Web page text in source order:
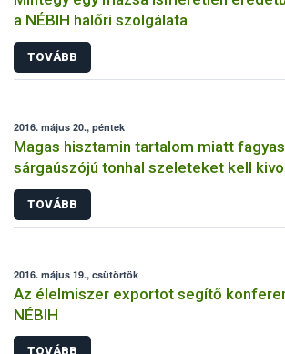
a NÉBIH halőri szolgálata
TOVÁBB
2016. május 20., péntek
Magas hisztamin tartalom miatt
sárgaúszójú tonhal szeleteket kell
forgalomból
TOVÁBB
2016. május 19., csütörtök
Az élelmiszer exportot segítő
NÉBIH
TOVÁBB